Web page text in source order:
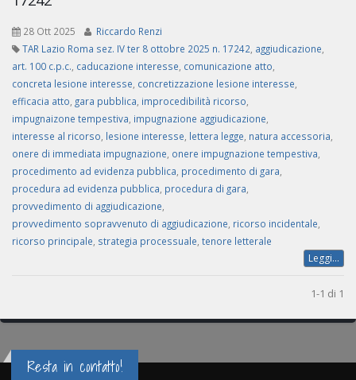
28 Ott 2025
Riccardo Renzi
TAR Lazio Roma sez. IV ter 8 ottobre 2025 n. 17242 aggiudicazione
art. 100 c.p.c. caducazione interesse comunicazione atto
concreta lesione interesse concretizzazione lesione interesse
efficacia atto gara pubblica improcedibilità ricorso
impugnaizone tempestiva impugnazione aggiudicazione
interesse al ricorso lesione interesse lettera legge natura accessoria
onere di immediata impugnazione onere impugnazione tempestiva
procedimento ad evidenza pubblica procedimento di gara
procedura ad evidenza pubblica procedura di gara
provvedimento di aggiudicazione
provvedimento sopravvenuto di aggiudicazione ricorso incidentale
ricorso principale strategia processuale tenore letterale
Leggi...
1-1 di 1
Resta in contatto!